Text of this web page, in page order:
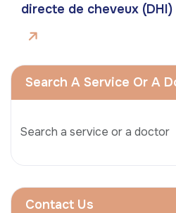
directe de cheveux (DHI)
Search A Service Or A
Contact Us